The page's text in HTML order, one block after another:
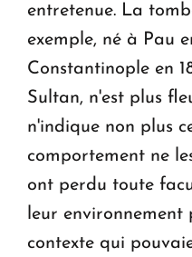
entretenue. La
exemple, né à Pau
Constantinople en
Sultan, n'est plus
n'indique non plus
comportement ne
ont perdu toute
leur environnement
contexte qui